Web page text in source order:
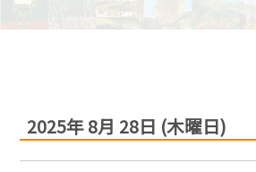
2025年8月 28日 (木曜日)